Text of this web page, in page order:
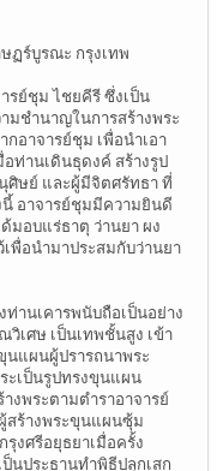
ฏร์บูรณะ กรุงเทพ
รย์ชุม ไชยคีรี ซึ่งเป็น
มชำนาญในการสร้างพระ
อาจารย์ชุม เพื่อนำเอา
ท่านเดินธุดงค์ สร้างรูป
ษย์ และผู้มีจิตศรัทธา ที่
อาจารย์ชุมมีความยินดี
อบแร่ธาตุ ว่านยา ผง
พื่อนำมาประสมกับว่านยา
นเคารพนับถือเป็นอย่าง
เศษ เป็นเทพชั้นสูง เข้า
แผนผู้ปรารถนาพระ
เป็นรูปทรงขุนแผน
งพระตามตำราอาจารย์
สร้างพระขุนแผนซุ้ม
งศรีอยุธยาเมื่อครั้ง
นประธานทำพิธีปลุกเสก